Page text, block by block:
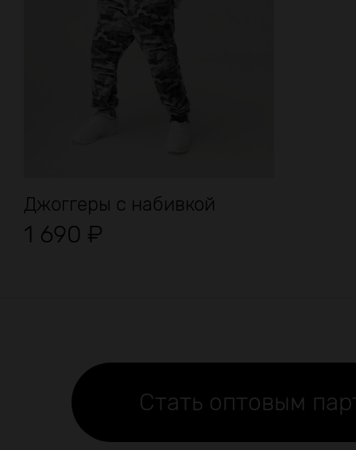
Джоггеры с набивкой
1 690 ₽
Стать оптовым